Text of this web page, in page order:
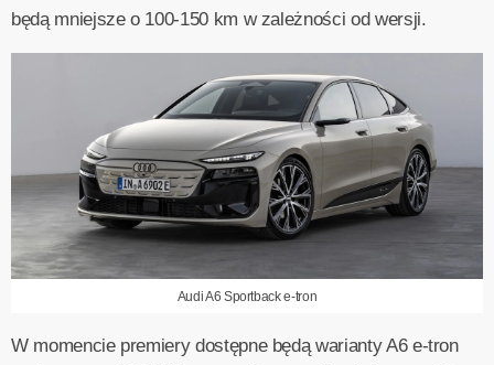
będą mniejsze o 100-150 km w zależności od wersji.
Audi A6 Sportback e-tron
W momencie premiery dostępne będą warianty A6 e-tron